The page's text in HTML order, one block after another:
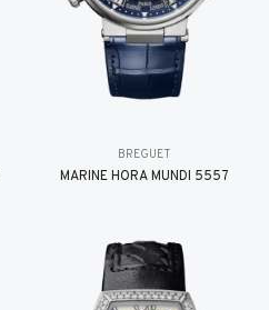
BREGUET
MARINE HORA MUNDI 5557